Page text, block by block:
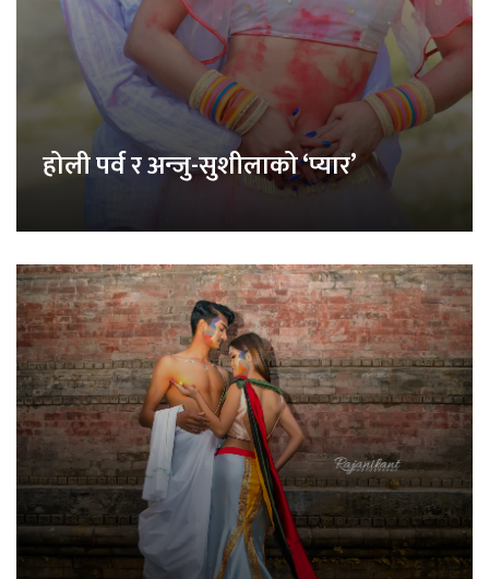
होली पर्व र अन्जु-सुशीलाको ‘प्यार’